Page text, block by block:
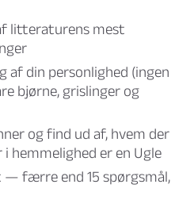
litteraturens mest
af din personlighed (ingen
bjørne, grislinger og
og find ud af, hvem der
hemmelighed er en Ugle
færre end 15 spørgsmål,